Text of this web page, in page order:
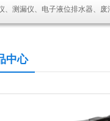
、测漏仪、电子液位排水器、
中心